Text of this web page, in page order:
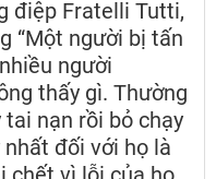
điệp Fratelli Tutti,
“Một người bị tấn
người
thấy gì. Thường
nạn rồi bỏ chạy
đối với họ là